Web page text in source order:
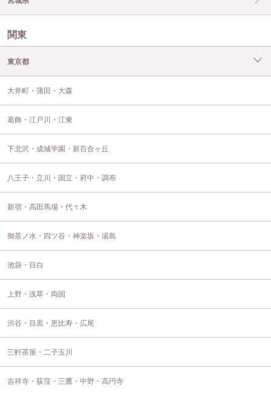
関東
東京都
大井町・蒲田・大森
葛飾・江戸川・江東
下北沢・成城学園・新百合ヶ丘
八王子・立川・国立・府中・調布
新宿・高田馬場・代々木
御茶ノ水・四ツ谷・神楽坂・湯島
池袋・目白
上野・浅草・両国
渋谷・目黒・恵比寿・広尾
三軒茶屋・二子玉川
吉祥寺・荻窪・三鷹・中野・高円寺